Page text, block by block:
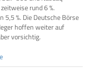
rund 6 %.
%. Die Deutsche Börse
hoffen weiter auf
vorsichtig.